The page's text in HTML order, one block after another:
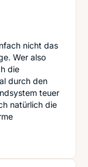
nicht das
Wer also
die
durch den
teuer
natürlich die
– muss es ein